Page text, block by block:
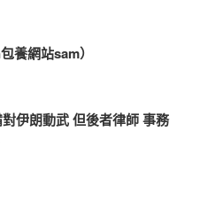
養網站sam）
伊朗動武 但後者律師 事務